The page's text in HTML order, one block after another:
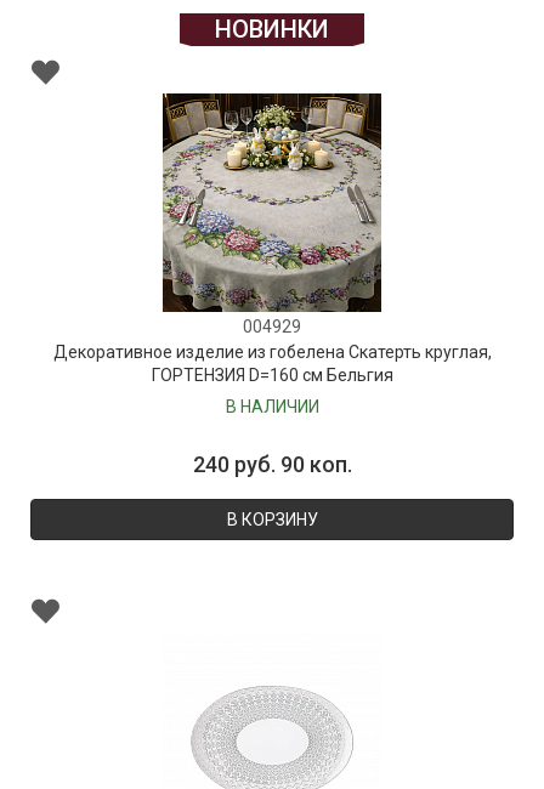
НОВИНКИ
004929
Декоративное изделие из гобелена Скатерть круглая,
ГОРТЕНЗИЯ D=160 см Бельгия
В НАЛИЧИИ
240 руб. 90 коп.
В КОРЗИНУ